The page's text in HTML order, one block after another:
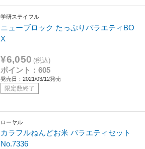
学研ステイフル
ニューブロック たっぷりバラエティBO
X
¥6,050 (税込)
ポイント：605
発売日：2021/03/12発売
限定数終了
ローヤル
カラフルねんどお米 バラエティセット
No.7336